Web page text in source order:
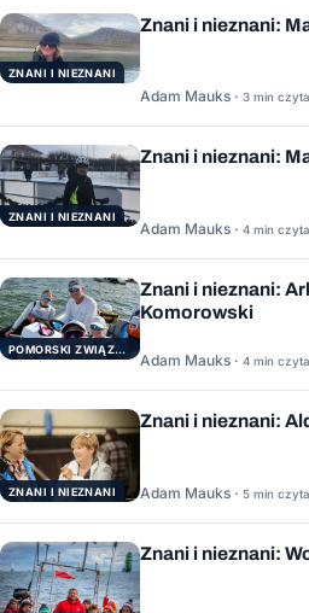
ZNANI I NIEZNANI
Znani i nieznani:
Adam Mauks · 3 min
ZNANI I NIEZNANI
Znani i nieznani:
Adam Mauks · 4 min
POMORSKI ZWIĄZEK ŻEGLARSKI
Znani i nieznani:
Komorowski
Adam Mauks · 4 min
ZNANI I NIEZNANI
Znani i nieznani:
Adam Mauks · 5 min
Znani i nieznani: